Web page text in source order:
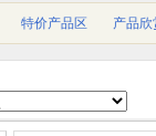
特价产品区 产品欣